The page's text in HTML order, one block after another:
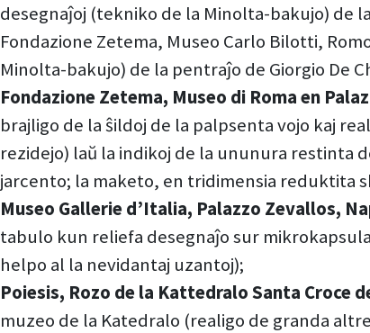
desegnaĵoj (tekniko de la Minolta-bakujo) de
Fondazione Zetema, Museo Carlo Bilotti,
Minolta-bakujo) de la pentraĵo de Giorgio De
Fondazione Zetema, Museo di Roma en
brajligo de la ŝildoj de la palpsenta vojo kaj
rezidejo) laŭ la indikoj de la ununura restinta
jarcento; la maketo, en tridimensia reduktita
Museo Gallerie d’Italia, Palazzo Zevallos,
tabulo kun reliefa desegnaĵo sur
helpo al la nevidantaj uzantoj);
Poiesis, Rozo de la Kattedralo Santa Croce
muzeo de la Katedralo (realigo de granda